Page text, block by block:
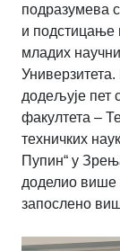
подразумева
и подстицање
младих
додељује пет
факултета –
техничких
Пупин“ у
доделио више
запослено